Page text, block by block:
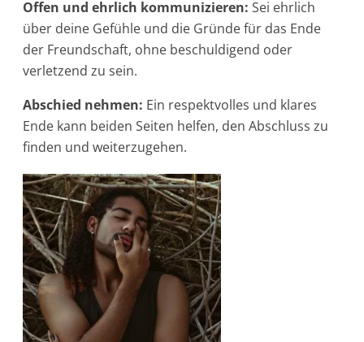
Offen und ehrlich kommunizieren: Sei ehrlich
über deine Gefühle und die Gründe für das Ende
der Freundschaft, ohne beschuldigend oder
verletzend zu sein.
Abschied nehmen: Ein respektvolles und klares
Ende kann beiden Seiten helfen, den Abschluss zu
finden und weiterzugehen.